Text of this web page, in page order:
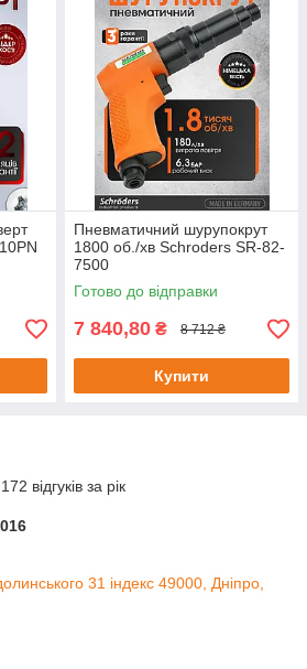
Пневматичний шурупокрут
1800 об./хв Schroders SR-82-
7500
Готово до відправки
7 840,80 ₴ 8 712 ₴
Купити
відгуків за рік
31 індекс 49000, Дніпро,